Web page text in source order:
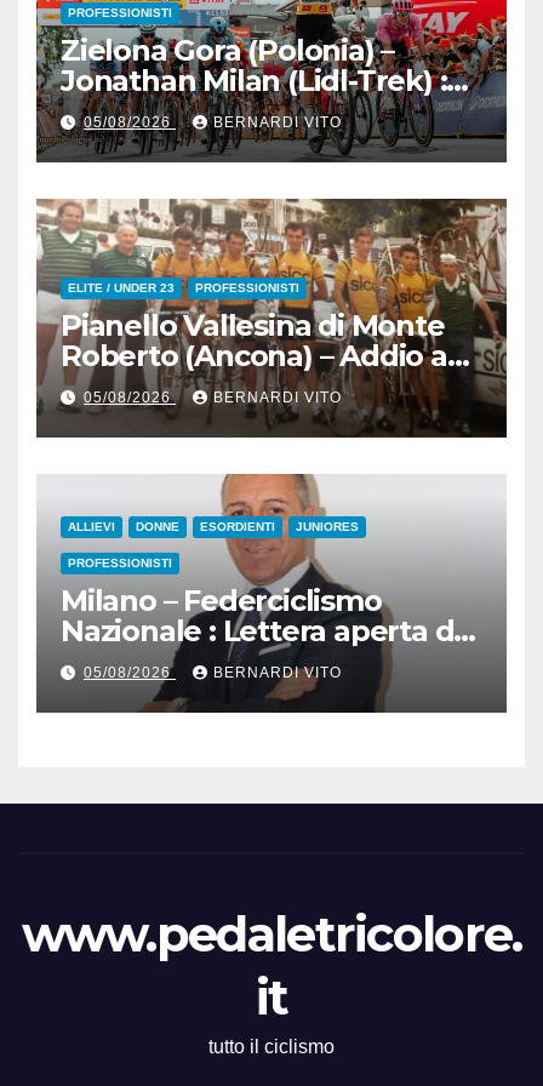
PROFESSIONISTI
Zielona Gora (Polonia) –
Jonathan Milan (Lidl-Trek) :
Vince la terza tappa di
seguito e in maglia gialla
all’83° Giro di Polonia
05/08/2026 BERNARDI VITO
ELITE / UNDER 23 PROFESSIONISTI
Pianello Vallesina di Monte
Roberto (Ancona) – Addio ad
Alderino Bartoloni, Direttore
Sportivo rigorosamente
Gentile
05/08/2026 BERNARDI VITO
ALLIEVI DONNE ESORDIENTI JUNIORES
PROFESSIONISTI
Milano – Federciclismo
Nazionale : Lettera aperta del
Presidente Cordiano
Dagnoni
05/08/2026 BERNARDI VITO
www.pedaletricolore.
it
tutto il ciclismo